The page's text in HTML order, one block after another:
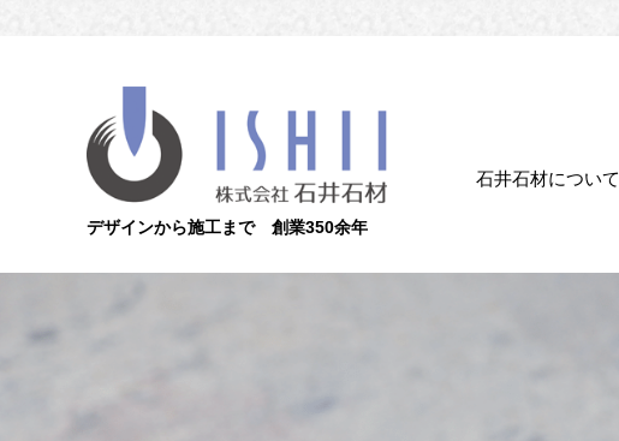
デザインから施工まで 創業350余年
石井石材について